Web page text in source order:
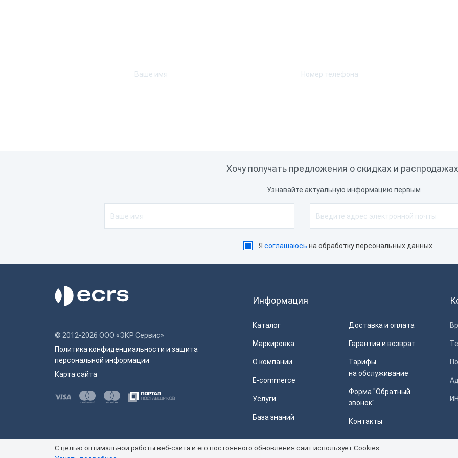
Хочу получать предложения о скидках и
Узнавайте актуальную информацию первым
Я соглашаюсь на обработку персональных данных
© 2012-2026 ООО «ЭКР Сервис»
Политика конфиденциальности и защита
персональной информации
Карта сайта
Информация
Каталог
Маркировка
О компании
E-commerce
Услуги
База знаний
Доставка и оплата
Гарантия и возврат
Тарифы
на обслуживание
Форма "Обратный
звонок"
Контакты
C целью оптимальной работы веб-сайта и его постоянного обновления сайт использует Cookies.